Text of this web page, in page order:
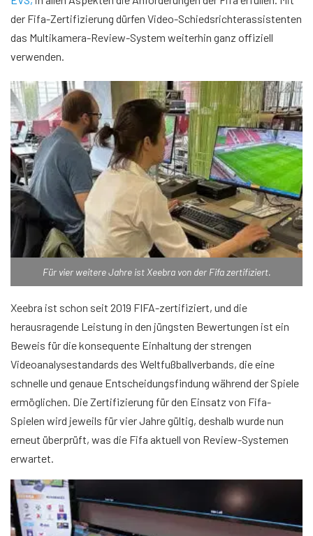
der Fifa-Zertifizierung dürfen Video-Schiedsrichterassistenten
das Multikamera-Review-System weiterhin ganz offiziell
verwenden.
Für vier weitere Jahre ist Xeebra von der Fifa zertifiziert.
Xeebra ist schon seit 2019 FIFA-zertifiziert, und die
herausragende Leistung in den jüngsten Bewertungen ist ein
Beweis für die konsequente Einhaltung der strengen
Videoanalysestandards des Weltfußballverbands, die eine
schnelle und genaue Entscheidungsfindung während der Spiele
ermöglichen. Die Zertifizierung für den Einsatz von Fifa-
Spielen wird jeweils für vier Jahre gültig, deshalb wurde nun
erneut überprüft, was die Fifa aktuell von Review-Systemen
erwartet.